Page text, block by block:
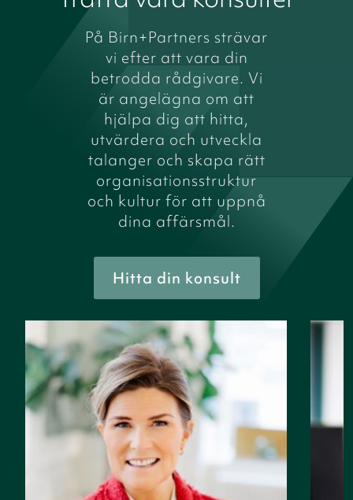
På Birn+Partners strävar
vi efter att vara din
betrodda rådgivare. Vi
är angelägna om att
hjälpa dig att hitta,
utvärdera och utveckla
talanger och skapa rätt
organisationsstruktur
och kultur för att uppnå
dina affärsmål.
Hitta din konsult